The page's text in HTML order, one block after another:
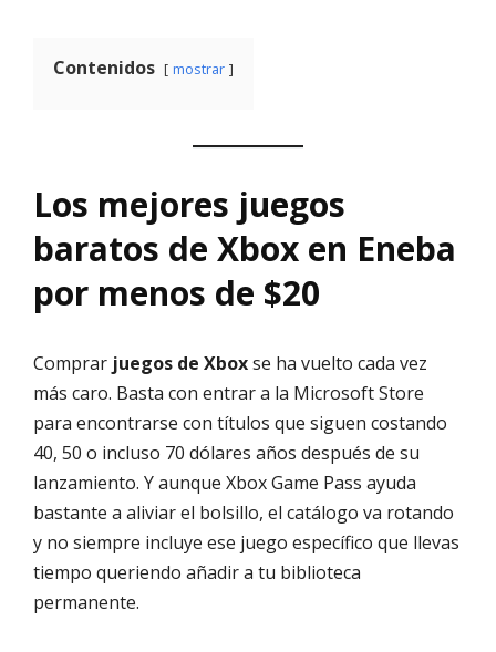
Contenidos mostrar
Los mejores juegos
baratos de Xbox en Eneba
por menos de $20
Comprar juegos de Xboxse ha vuelto cada vez
más caro. Basta con entrar a la Microsoft Store
para encontrarse con títulos que siguen costando
40, 50 o incluso 70 dólares años después de su
lanzamiento. Y aunque Xbox Game Pass ayuda
bastante a aliviar el bolsillo, el catálogo va rotando
y no siempre incluye ese juego específico que llevas
tiempo queriendo añadir a tu biblioteca
permanente.